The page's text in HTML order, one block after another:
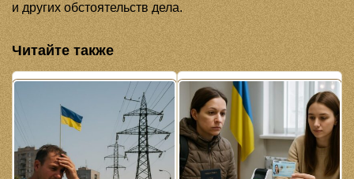
и других обстоятельств дела.
Читайте также